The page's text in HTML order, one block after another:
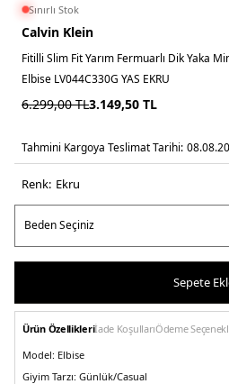
Sınırlı Stok
Calvin Klein
Fitilli Slim Fit Yarım Fermuarlı Dik Yaka
Elbise LV044C330G YAS EKRU
6.299,00TL3.149,50 TL
Tahmini Kargoya Teslimat Tarihi:
Renk: ekru
Sepete
Ürün Özellikleriİade KoşullarıÖdeme
Model: Elbise
Giyim Tarzı: Günlük/Casual